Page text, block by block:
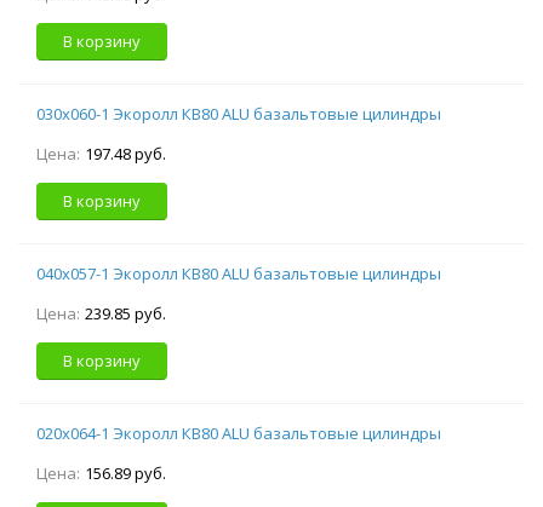
В корзину
030х060-1 Экоролл КВ80 ALU базальтовые цилиндры
Цена: 197.48 руб.
В корзину
040х057-1 Экоролл КВ80 ALU базальтовые цилиндры
Цена: 239.85 руб.
В корзину
020х064-1 Экоролл КВ80 ALU базальтовые цилиндры
Цена: 156.89 руб.